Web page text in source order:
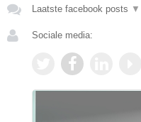
Laatste facebook posts ▼
Sociale media: